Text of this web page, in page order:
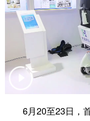
地方频道
天津
辽宁 吉
浙江 安
6月20至23日，首